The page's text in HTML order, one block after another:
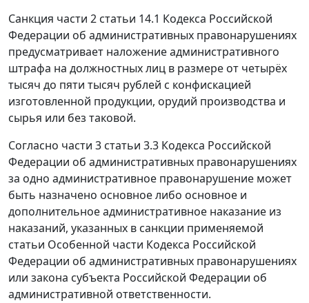
Санкция части 2 статьи 14.1 Кодекса Российской
Федерации об административных правонарушениях
предусматривает наложение административного
штрафа на должностных лиц в размере от четырёх
тысяч до пяти тысяч рублей с конфискацией
изготовленной продукции, орудий производства и
сырья или без таковой.
Согласно части 3 статьи 3.3 Кодекса Российской
Федерации об административных правонарушениях
за одно административное правонарушение может
быть назначено основное либо основное и
дополнительное административное наказание из
наказаний, указанных в санкции применяемой
статьи Особенной части Кодекса Российской
Федерации об административных правонарушениях
или закона субъекта Российской Федерации об
административной ответственности.